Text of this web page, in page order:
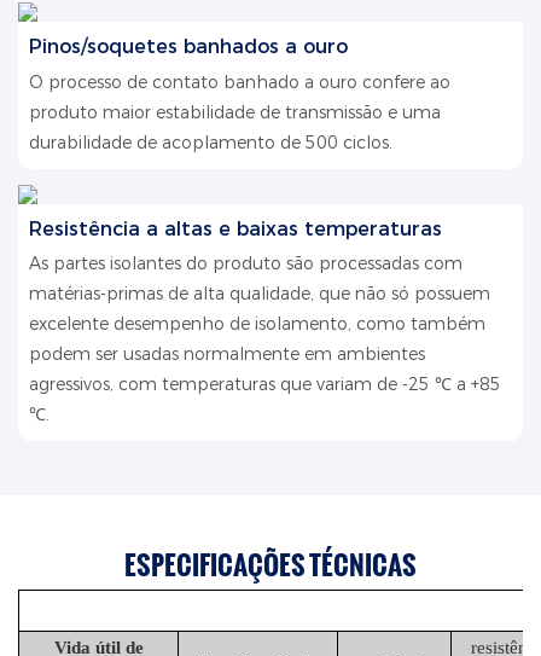
Pinos/soquetes banhados a ouro
O processo de contato banhado a ouro confere ao
produto maior estabilidade de transmissão e uma
durabilidade de acoplamento de 500 ciclos.
Resistência a altas e baixas temperaturas
As partes isolantes do produto são processadas com
matérias-primas de alta qualidade, que não só possuem
excelente desempenho de isolamento, como também
podem ser usadas normalmente em ambientes
agressivos, com temperaturas que variam de -25 ℃ a +85
℃.
ESPECIFICAÇÕES TÉCNICAS
Vida útil de